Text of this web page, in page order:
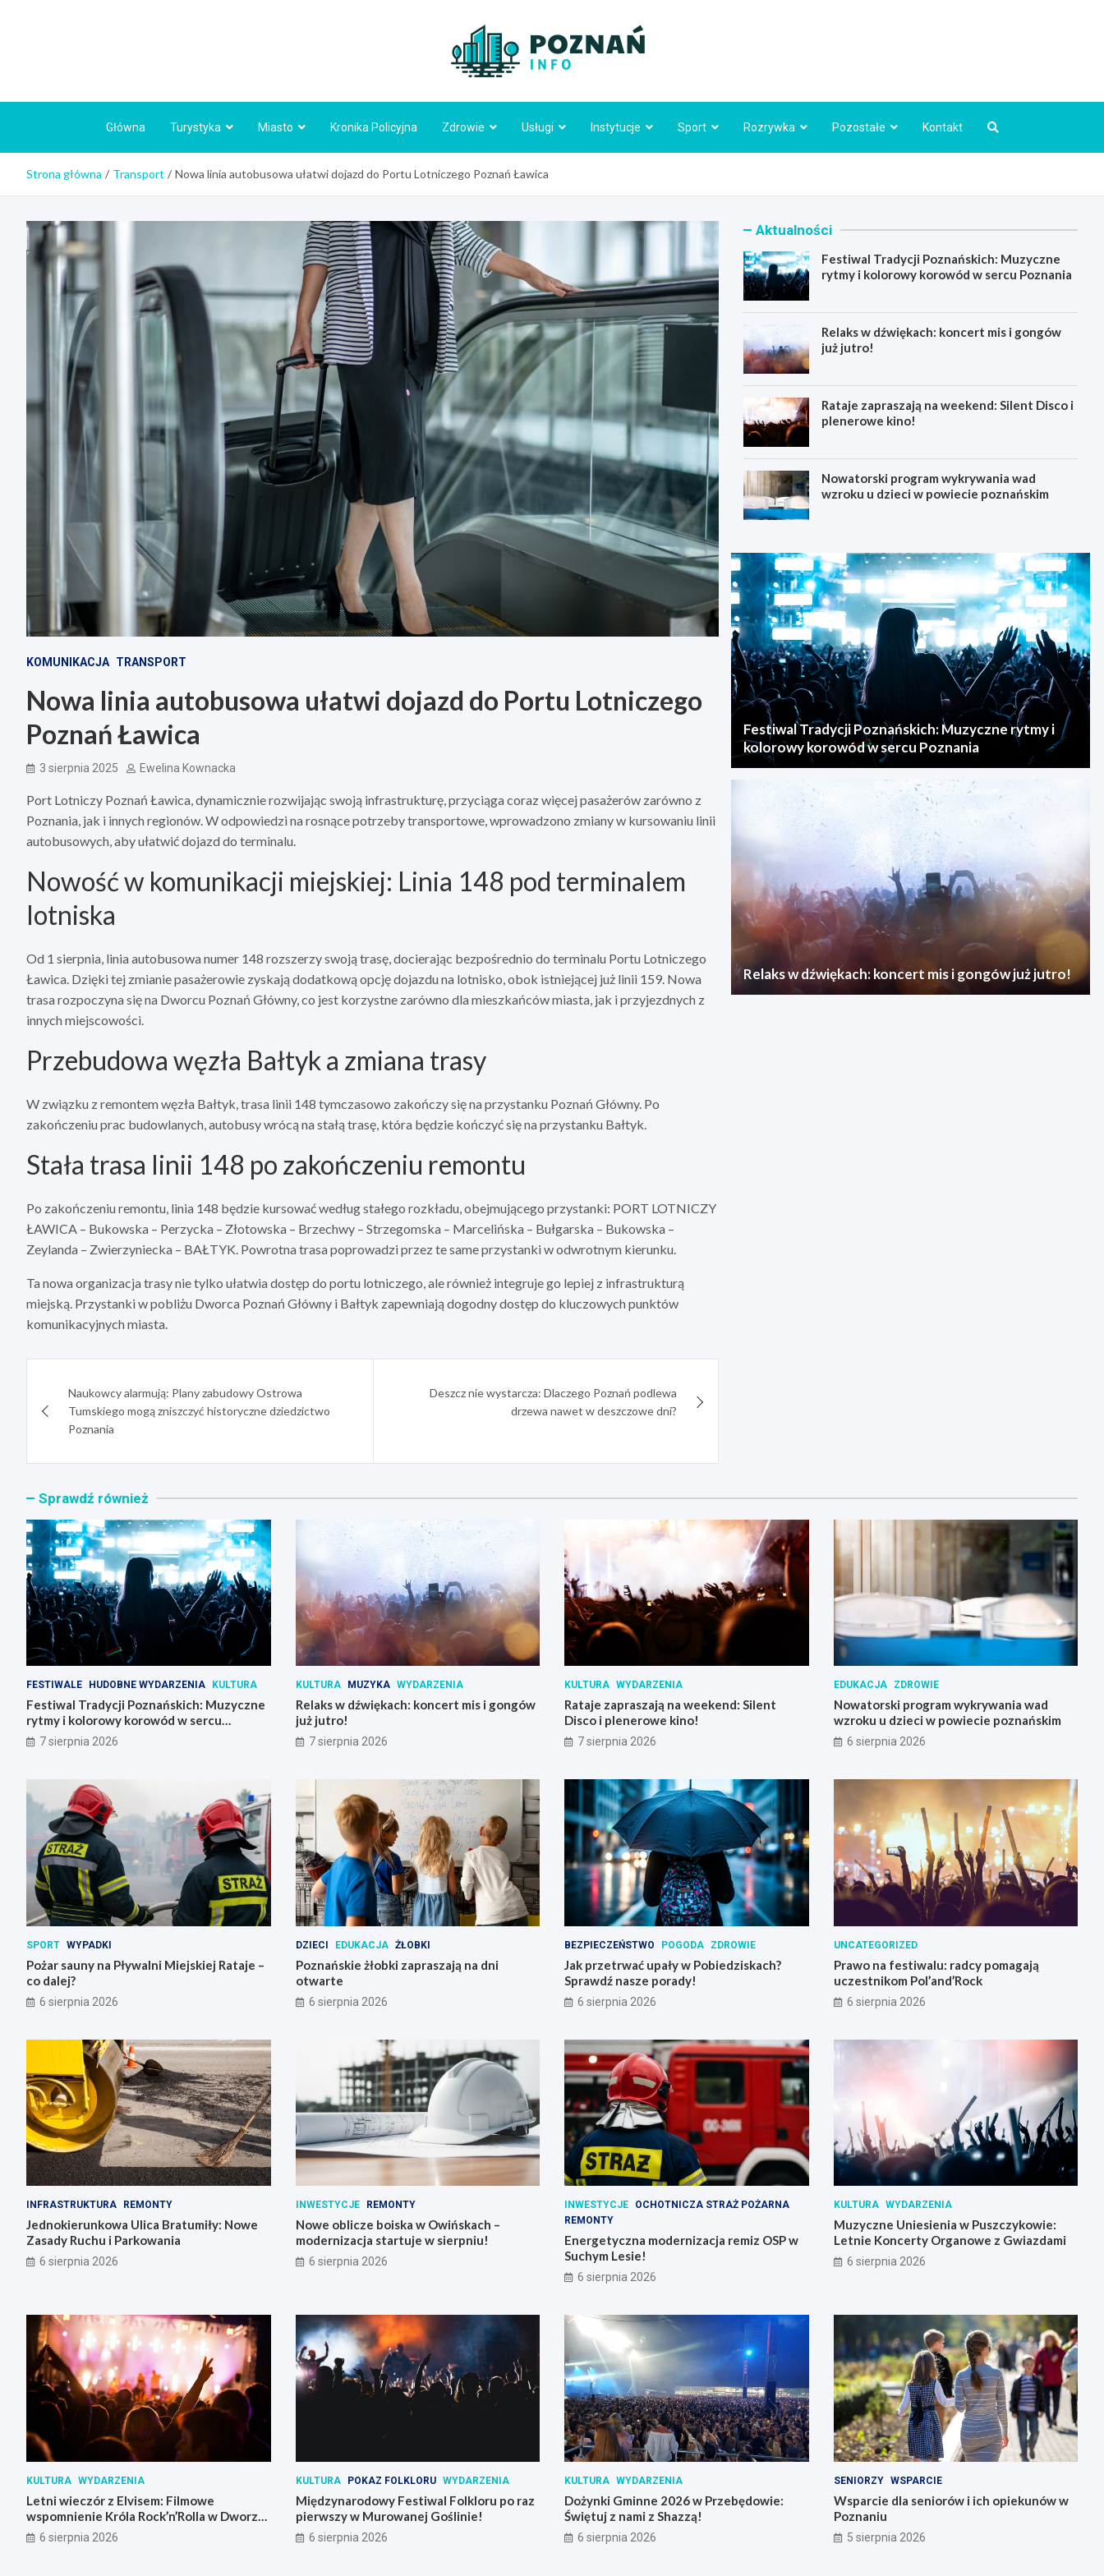
Główna Turystyka Miasto Kronika Policyjna Zdrowie Usługi Instytucje Sport Rozrywka Pozostałe Kontakt
Strona główna Transport Nowa linia autobusowa ułatwi dojazd do Portu Lotniczego Poznań Ławica
KOMUNIKACJA TRANSPORT
Nowa linia autobusowa ułatwi dojazd do Portu Lotniczego
Poznań Ławica
3 sierpnia 2025 Ewelina Kownacka
Port Lotniczy Poznań Ławica, dynamicznie rozwijając swoją infrastrukturę, przyciąga coraz więcej pasażerów zarówno z
Poznania, jak i innych regionów. W odpowiedzi na rosnące potrzeby transportowe, wprowadzono zmiany w kursowaniu linii
autobusowych, aby ułatwić dojazd do terminalu.
Nowość w komunikacji miejskiej: Linia 148 pod terminalem
lotniska
Od 1 sierpnia, linia autobusowa numer 148 rozszerzy swoją trasę, docierając bezpośrednio do terminalu Portu Lotniczego
Ławica. Dzięki tej zmianie pasażerowie zyskają dodatkową opcję dojazdu na lotnisko, obok istniejącej już linii 159. Nowa
trasa rozpoczyna się na Dworcu Poznań Główny, co jest korzystne zarówno dla mieszkańców miasta, jak i przyjezdnych z
innych miejscowości.
Przebudowa węzła Bałtyk a zmiana trasy
W związku z remontem węzła Bałtyk, trasa linii 148 tymczasowo zakończy się na przystanku Poznań Główny. Po
zakończeniu prac budowlanych, autobusy wrócą na stałą trasę, która będzie kończyć się na przystanku Bałtyk.
Stała trasa linii 148 po zakończeniu remontu
Po zakończeniu remontu, linia 148 będzie kursować według stałego rozkładu, obejmującego przystanki: PORT LOTNICZY
ŁAWICA – Bukowska – Perzycka – Złotowska – Brzechwy – Strzegomska – Marcelińska – Bułgarska – Bukowska –
Zeylanda – Zwierzyniecka – BAŁTYK. Powrotna trasa poprowadzi przez te same przystanki w odwrotnym kierunku.
Ta nowa organizacja trasy nie tylko ułatwia dostęp do portu lotniczego, ale również integruje go lepiej z infrastrukturą
miejską. Przystanki w pobliżu Dworca Poznań Główny i Bałtyk zapewniają dogodny dostęp do kluczowych punktów
komunikacyjnych miasta.
wpisuNaukowcy alarmują: Plany zabudowy Ostrowa
Tumskiego mogą zniszczyć historyczne dziedzictwo
Poznania
Deszcz nie wystarcza: Dlaczego Poznań podlewa
drzewa nawet w deszczowe dni?
Aktualności
Festiwal Tradycji Poznańskich: Muzyczne
rytmy i kolorowy korowód w sercu Poznania
Relaks w dźwiękach: koncert mis i gongów
już jutro!
Rataje zapraszają na weekend: Silent Disco i
plenerowe kino!
Nowatorski program wykrywania wad
wzroku u dzieci w powiecie poznańskim
Festiwal Tradycji Poznańskich: Muzyczne rytmy i
kolorowy korowód w sercu Poznania
Relaks w dźwiękach: koncert mis i gongów już jutro!
Sprawdź również
FESTIWALE HUDOBNE WYDARZENIA KULTURA
Festiwal Tradycji Poznańskich: Muzyczne
rytmy i kolorowy korowód w sercu
Poznania
7 sierpnia 2026
KULTURA MUZYKA WYDARZENIA
Relaks w dźwiękach: koncert mis i gongów
już jutro!
7 sierpnia 2026
KULTURA WYDARZENIA
Rataje zapraszają na weekend: Silent
Disco i plenerowe kino!
7 sierpnia 2026
EDUKACJA ZDROWIE
Nowatorski program wykrywania wad
wzroku u dzieci w powiecie poznańskim
6 sierpnia 2026
SPORT WYPADKI
Pożar sauny na Pływalni Miejskiej Rataje –
co dalej?
6 sierpnia 2026
DZIECI EDUKACJA ŻŁOBKI
Poznańskie żłobki zapraszają na dni
otwarte
6 sierpnia 2026
BEZPIECZEŃSTWO POGODA ZDROWIE
Jak przetrwać upały w Pobiedziskach?
Sprawdź nasze porady!
6 sierpnia 2026
UNCATEGORIZED
Prawo na festiwalu: radcy pomagają
uczestnikom Pol’and’Rock
6 sierpnia 2026
INFRASTRUKTURA REMONTY
Jednokierunkowa Ulica Bratumiły: Nowe
Zasady Ruchu i Parkowania
6 sierpnia 2026
INWESTYCJE REMONTY
Nowe oblicze boiska w Owińskach –
modernizacja startuje w sierpniu!
6 sierpnia 2026
INWESTYCJE
OCHOTNICZA STRAŻ POŻARNA
REMONTY
Energetyczna modernizacja remiz OSP w
Suchym Lesie!
6 sierpnia 2026
KULTURA WYDARZENIA
Muzyczne Uniesienia w Puszczykowie:
Letnie Koncerty Organowe z Gwiazdami
6 sierpnia 2026
KULTURA WYDARZENIA
Letni wieczór z Elvisem: Filmowe
wspomnienie Króla Rock’n’Rolla w Dworze
Skrzynki
6 sierpnia 2026
KULTURA POKAZ FOLKLORU WYDARZENIA
Międzynarodowy Festiwal Folkloru po raz
pierwszy w Murowanej Goślinie!
6 sierpnia 2026
KULTURA WYDARZENIA
Dożynki Gminne 2026 w Przebędowie:
Świętuj z nami z Shazzą!
6 sierpnia 2026
SENIORZY WSPARCIE
Wsparcie dla seniorów i ich opiekunów w
Poznaniu
5 sierpnia 2026